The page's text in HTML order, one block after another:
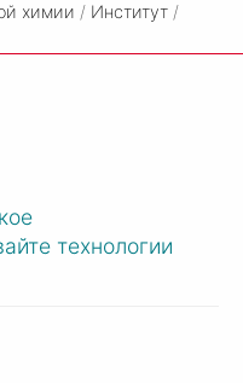
химии / Институт /
технологии